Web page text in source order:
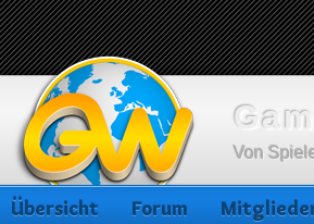
Von
Übersicht Forum